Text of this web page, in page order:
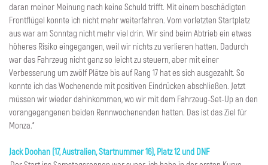
daran meiner Meinung nach keine Schuld trifft. Mit einem beschädigten
Frontflügel konnte ich nicht mehr weiterfahren. Vom vorletzten Startplatz
aus war am Sonntag nicht mehr viel drin. Wir sind beim Abtrieb ein etwas
höheres Risiko eingegangen, weil wir nichts zu verlieren hatten. Dadurch
war das Fahrzeug nicht ganz so leicht zu steuern, aber mit einer
Verbesserung um zwölf Plätze bis auf Rang 17 hat es sich ausgezahlt. So
konnte ich das Wochenende mit positiven Eindrücken abschließen. Jetzt
müssen wir wieder dahinkommen, wo wir mit dem Fahrzeug-Set-Up an den
vorangegangenen beiden Rennwochenenden hatten. Das ist das Ziel für
Monza.“
Jack Doohan (17, Australien, Startnummer 16), Platz 12 und DNF